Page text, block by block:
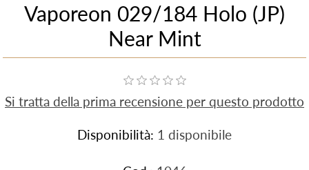
Vaporeon 029/184 Holo (JP)
Near Mint
Si tratta della prima recensione per questo prodotto
Disponibilità: 1 disponibile